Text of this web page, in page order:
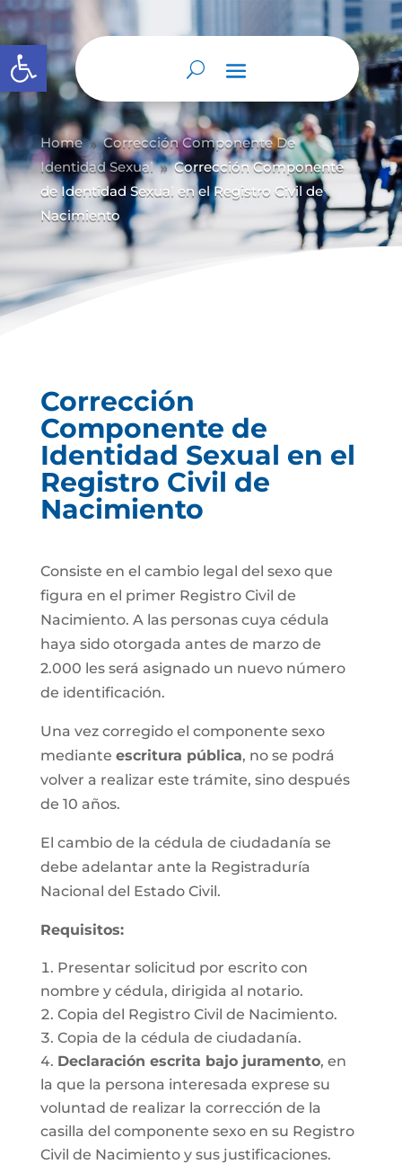
Abrir barra de herramientas
Home 9 Corrección Componente De
Identidad Sexual 9 Corrección Componente
de Identidad Sexual en el Registro Civil de
Nacimiento
Corrección
Componente de
Identidad Sexual en el
Registro Civil de
Nacimiento
Consiste en el cambio legal del sexo que
figura en el primer Registro Civil de
Nacimiento. A las personas cuya cédula
haya sido otorgada antes de marzo de
2.000 les será asignado un nuevo número
de identificación.
Una vez corregido el componente sexo
mediante escritura pública, no se podrá
volver a realizar este trámite, sino después
de 10 años.
El cambio de la cédula de ciudadanía se
debe adelantar ante la Registraduría
Nacional del Estado Civil.
Requisitos:
Presentar solicitud por escrito con
nombre y cédula, dirigida al notario.
Copia del Registro Civil de Nacimiento.
Copia de la cédula de ciudadanía.
Declaración escrita bajo juramento, en
la que la persona interesada exprese su
voluntad de realizar la corrección de la
casilla del componente sexo en su Registro
Civil de Nacimiento y sus justificaciones.